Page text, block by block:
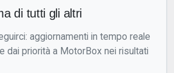
di tutti gli altri
aggiornamenti in tempo reale
dai priorità a MotorBox nei risultati